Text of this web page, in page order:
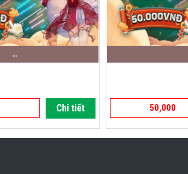
..
Chi tiết 50,000